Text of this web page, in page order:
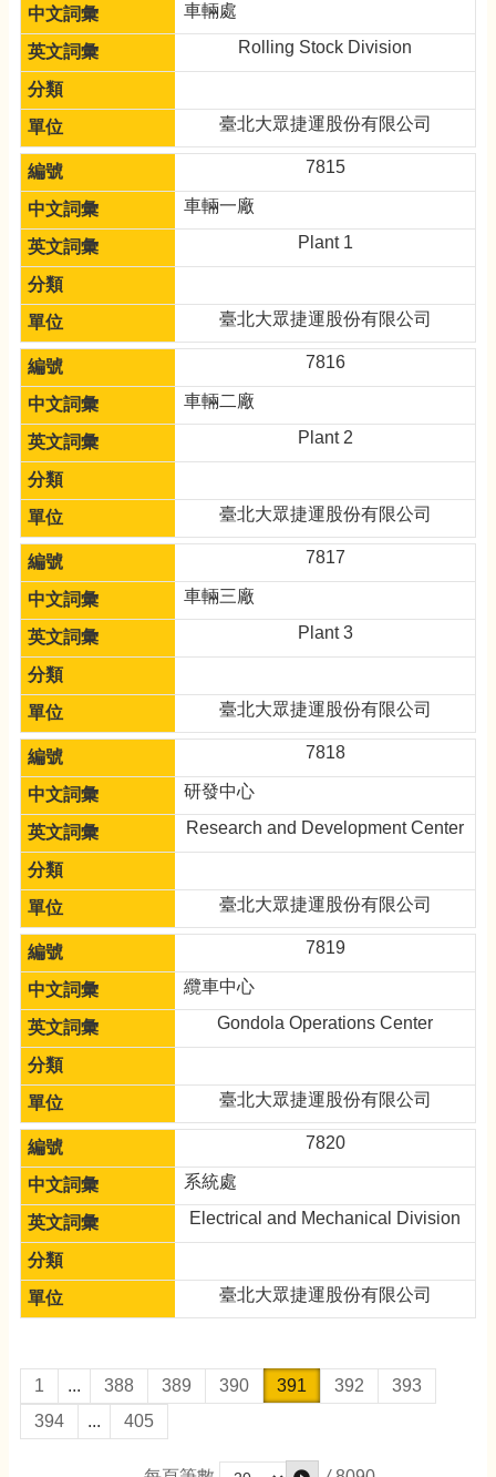
車輛處
Rolling Stock Division
臺北大眾捷運股份有限公司
7815
車輛一廠
Plant 1
臺北大眾捷運股份有限公司
7816
車輛二廠
Plant 2
臺北大眾捷運股份有限公司
7817
車輛三廠
Plant 3
臺北大眾捷運股份有限公司
7818
研發中心
Research and Development Center
臺北大眾捷運股份有限公司
7819
纜車中心
Gondola Operations Center
臺北大眾捷運股份有限公司
7820
系統處
Electrical and Mechanical Division
臺北大眾捷運股份有限公司
1 ... 388 389 390 391 392
393
394
... 405